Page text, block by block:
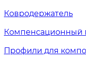
Ковродержатель
Компенсационный
Профили для